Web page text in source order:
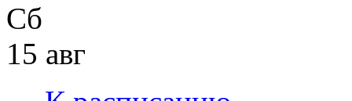
Сб
15 авг